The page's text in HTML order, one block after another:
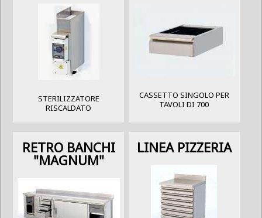
STERILIZZATORE
RISCALDATO
CASSETTO SINGOLO PER
TAVOLI DI 700
RETRO BANCHI
"MAGNUM"
LINEA PIZZERIA